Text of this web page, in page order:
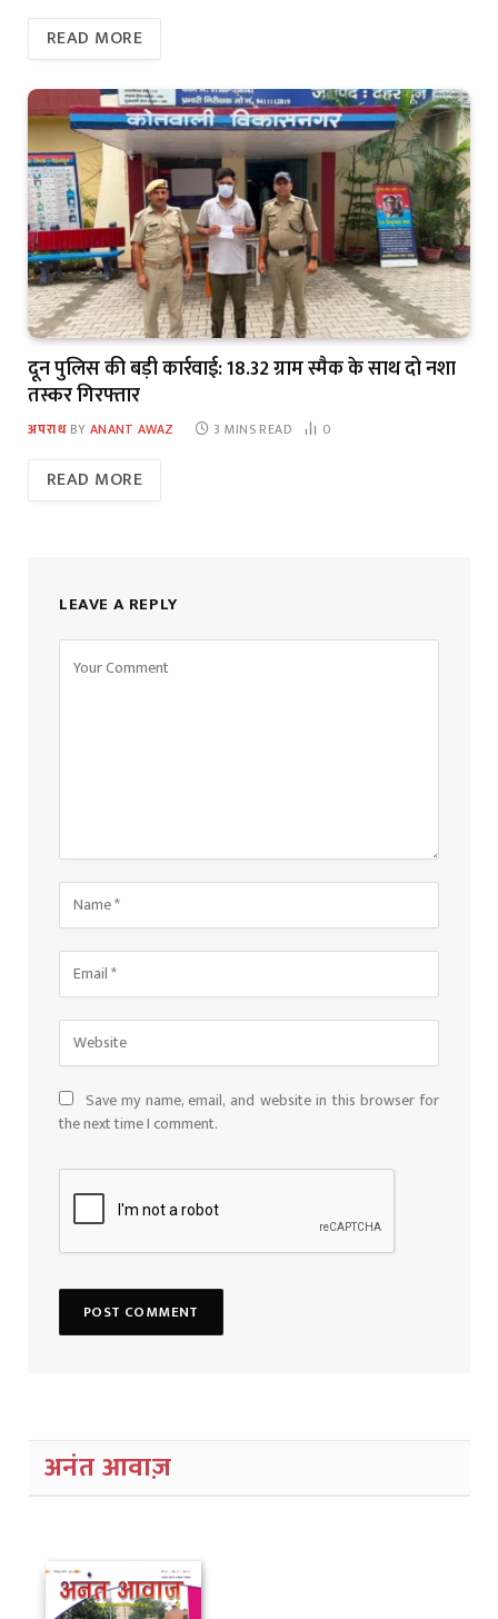
READ MORE
दून पुलिस की बड़ी कार्रवाई: 18.32 ग्राम स्मैक के साथ दो नशा
तस्कर गिरफ्तार
अपराध BY ANANT AWAZ 3 MINS READ 0
READ MORE
LEAVE A REPLY
Save my name, email, and website in this browser for
the next time I comment.
अनंत आवाज़